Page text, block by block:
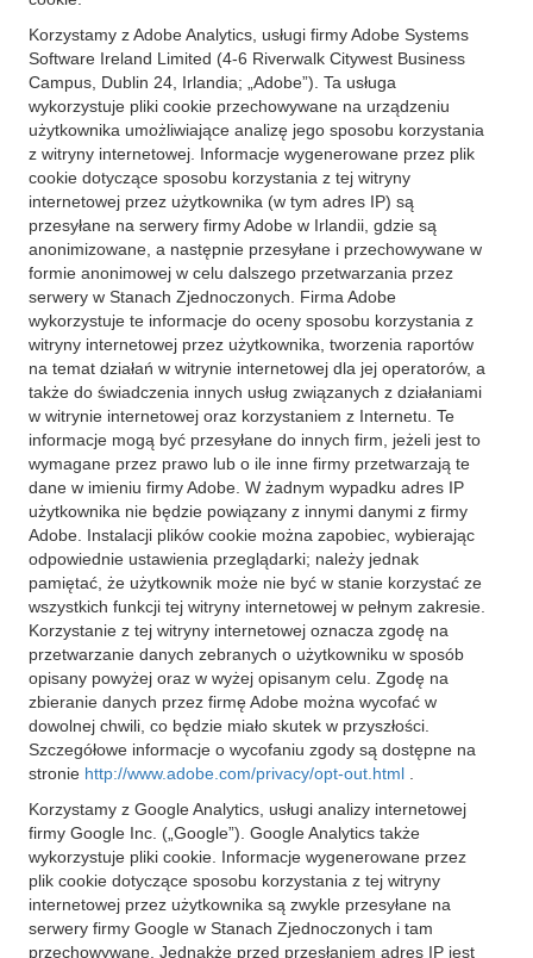
Korzystamy z Adobe Analytics, usługi firmy Adobe Systems
Software Ireland Limited (4-6 Riverwalk Citywest Business
Campus, Dublin 24, Irlandia; „Adobe”). Ta usługa
wykorzystuje pliki cookie przechowywane na urządzeniu
użytkownika umożliwiające analizę jego sposobu korzystania
z witryny internetowej. Informacje wygenerowane przez plik
cookie dotyczące sposobu korzystania z tej witryny
internetowej przez użytkownika (w tym adres IP) są
przesyłane na serwery firmy Adobe w Irlandii, gdzie są
anonimizowane, a następnie przesyłane i przechowywane w
formie anonimowej w celu dalszego przetwarzania przez
serwery w Stanach Zjednoczonych. Firma Adobe
wykorzystuje te informacje do oceny sposobu korzystania z
witryny internetowej przez użytkownika, tworzenia raportów
na temat działań w witrynie internetowej dla jej operatorów, a
także do świadczenia innych usług związanych z działaniami
w witrynie internetowej oraz korzystaniem z Internetu. Te
informacje mogą być przesyłane do innych firm, jeżeli jest to
wymagane przez prawo lub o ile inne firmy przetwarzają te
dane w imieniu firmy Adobe. W żadnym wypadku adres IP
użytkownika nie będzie powiązany z innymi danymi z firmy
Adobe. Instalacji plików cookie można zapobiec, wybierając
odpowiednie ustawienia przeglądarki; należy jednak
pamiętać, że użytkownik może nie być w stanie korzystać ze
wszystkich funkcji tej witryny internetowej w pełnym zakresie.
Korzystanie z tej witryny internetowej oznacza zgodę na
przetwarzanie danych zebranych o użytkowniku w sposób
opisany powyżej oraz w wyżej opisanym celu. Zgodę na
zbieranie danych przez firmę Adobe można wycofać w
dowolnej chwili, co będzie miało skutek w przyszłości.
Szczegółowe informacje o wycofaniu zgody są dostępne na
stronie http://www.adobe.com/privacy/opt-out.html
Korzystamy z Google Analytics, usługi analizy internetowej
firmy Google Inc. („Google”). Google Analytics także
wykorzystuje pliki cookie. Informacje wygenerowane przez
plik cookie dotyczące sposobu korzystania z tej witryny
internetowej przez użytkownika są zwykle przesyłane na
serwery firmy Google w Stanach Zjednoczonych i tam
przechowywane. Jednakże przed przesłaniem adres IP jest